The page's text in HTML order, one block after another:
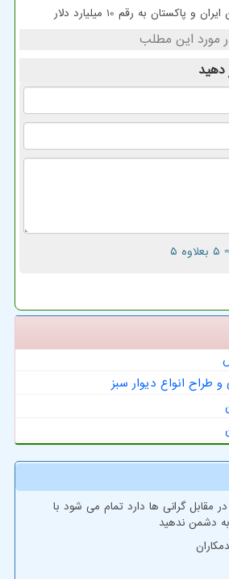
به رقم 10 میلیارد دلار
مورد این مطلب
دهید
= ۵ بعلاوه ۵
طراح انواع دیوار سبز
مقابل گرانی ها دارد تمام می شود با
دشمن ندهید